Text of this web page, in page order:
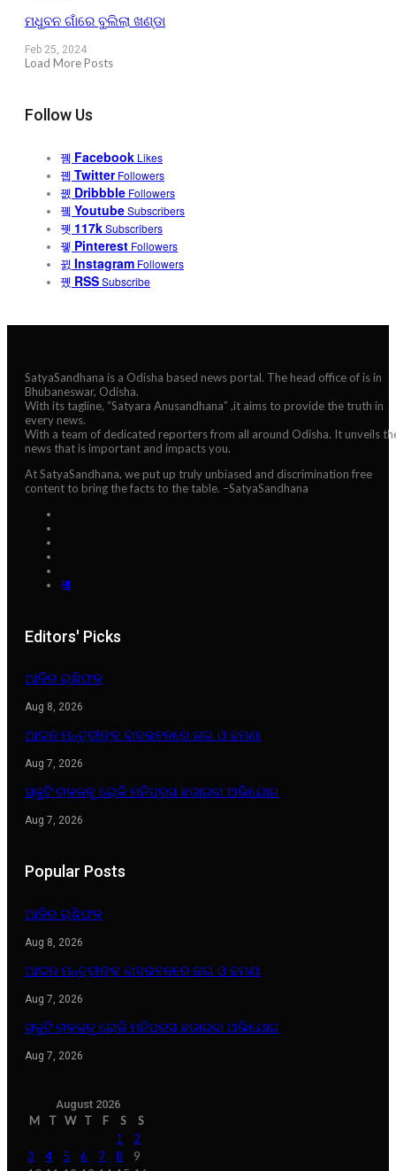
ମଧୁବନ ଗାଁରେ ବୁଲିଲା ଖଣ୍ଡା
Feb 25, 2024
Load More Posts
Follow Us
Facebook Likes
Twitter Followers
Dribbble Followers
YoutubeSubscribers
117kSubscribers
Pinterest Followers
Instagram Followers
RSSSubscribe
SatyaSandhana is a Odisha based news portal. The head office of is in
Bhubaneswar, Odisha.
With its tagline, “Satyara Anusandhana” ,it aims to provide the truth in
every news.
With a team of dedicated reporters from all around Odisha. It unveils
news that is important and impacts you.
At SatyaSandhana, we put up truly unbiased and discrimination free
content to bring the facts to the table. –SatyaSandhana
Editors' Picks
ଆଜିର ରାଶିଫଳ
Aug 8, 2026
ଆଇନ ମନ୍ତ୍ରୀଙ୍କ ବାସଭବନରେ ନାଗ ଓ ଢମଣା
Aug 7, 2026
ସ୍କୁଟି ଚାଳକକୁ ରୋକି ମନିପ୍ରସ ଛଡାଇବା ଅଭିଯୋଗ
Aug 7, 2026
Popular Posts
ଆଜିର ରାଶିଫଳ
Aug 8, 2026
ଆଇନ ମନ୍ତ୍ରୀଙ୍କ ବାସଭବନରେ ନାଗ ଓ ଢମଣା
Aug 7, 2026
ସ୍କୁଟି ଚାଳକକୁ ରୋକି ମନିପ୍ରସ ଛଡାଇବା ଅଭିଯୋଗ
Aug 7, 2026
August 2026
M T W T F S
S
1
2
3
4 5 6 7 8
9